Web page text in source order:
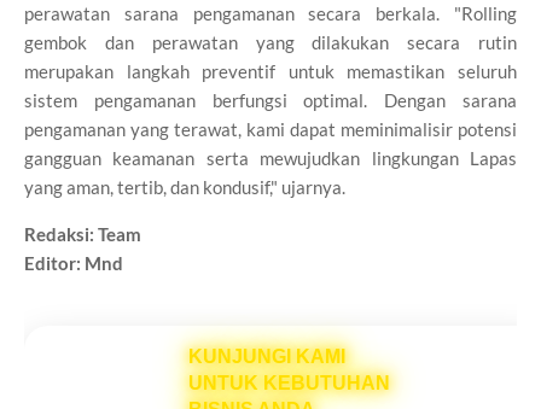
perawatan sarana pengamanan secara berkala. "Rolling
gembok dan perawatan yang dilakukan secara rutin
merupakan langkah preventif untuk memastikan seluruh
sistem pengamanan berfungsi optimal. Dengan sarana
pengamanan yang terawat, kami dapat meminimalisir potensi
gangguan keamanan serta mewujudkan lingkungan Lapas
yang aman, tertib, dan kondusif," ujarnya.
Redaksi: Team
Editor: Mnd
KUNJUNGI KAMI
UNTUK KEBUTUHAN